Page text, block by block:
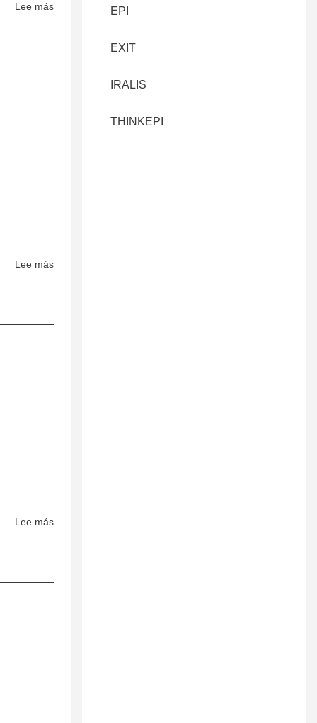
Lee mássobre
Lee mássobre
Lee mássobre
EPI
EXIT
IRALIS
THINKEPI